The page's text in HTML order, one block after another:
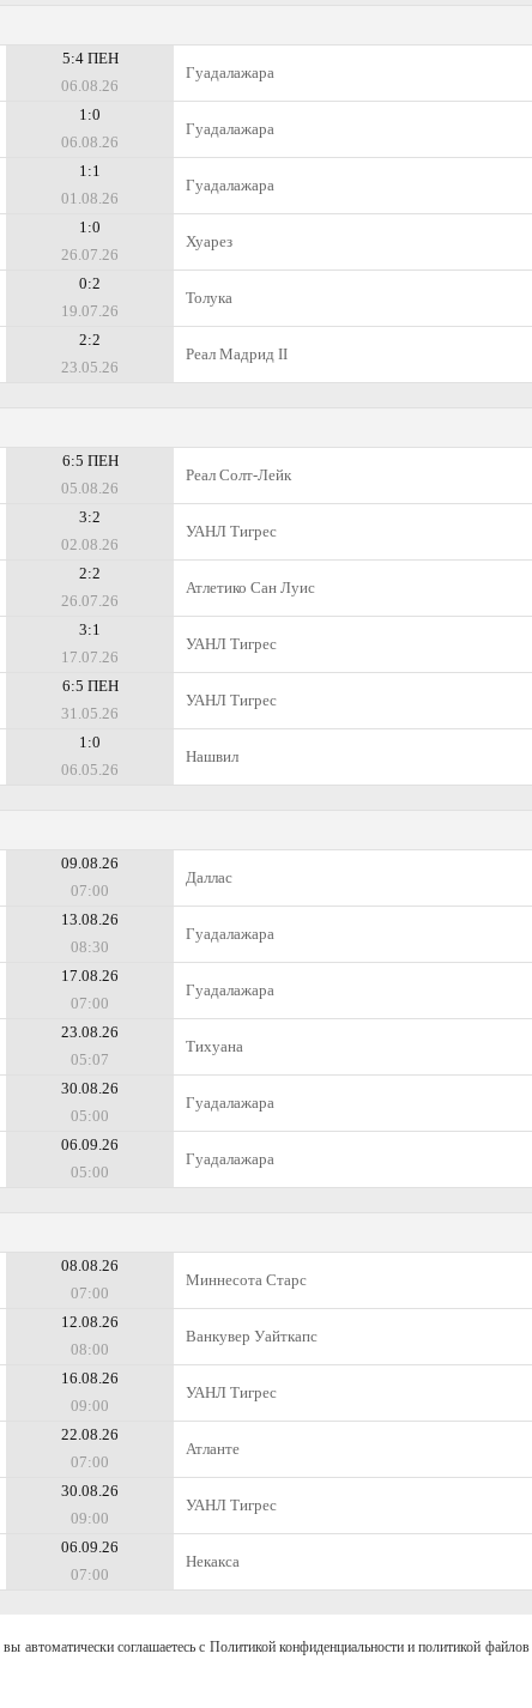
5:4 ПЕН
06.08.26
Гуадалажара
1:0
06.08.26
Гуадалажара
1:1
01.08.26
Гуадалажара
1:0
26.07.26
Хуарез
0:2
19.07.26
Толука
2:2
23.05.26
Реал Мадрид II
6:5 ПЕН
05.08.26
Реал Солт-Лейк
3:2
02.08.26
УАНЛ Тигрес
2:2
26.07.26
Атлетико Сан Луис
3:1
17.07.26
УАНЛ Тигрес
6:5 ПЕН
31.05.26
УАНЛ Тигрес
1:0
06.05.26
Нашвил
09.08.26
07:00
Даллас
13.08.26
08:30
Гуадалажара
17.08.26
07:00
Гуадалажара
23.08.26
05:07
Тихуана
30.08.26
05:00
Гуадалажара
06.09.26
05:00
Гуадалажара
08.08.26
07:00
Миннесота Старс
12.08.26
08:00
Ванкувер Уайткапс
16.08.26
09:00
УАНЛ Тигрес
22.08.26
07:00
Атланте
30.08.26
09:00
УАНЛ Тигрес
06.09.26
07:00
Некакса
соглашаетесь с Политикой конфиденциальности и политикой